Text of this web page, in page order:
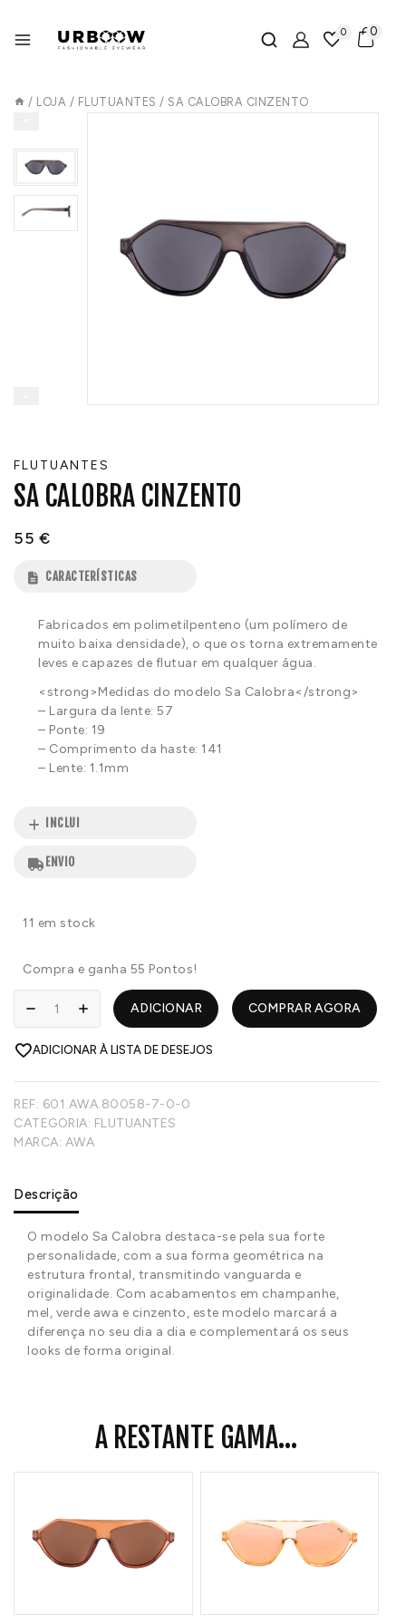
0 0
/ LOJA / FLUTUANTES / SA CALOBRA CINZENTO
FLUTUANTES
SA CALOBRA CINZENTO
55 €
CARACTERÍSTICAS
Fabricados em polimetilpenteno (um polímero de
muito baixa densidade), o que os torna extremamente
leves e capazes de flutuar em qualquer água.
<strong>Medidas do modelo Sa Calobra</strong>
– Largura da lente: 57
– Ponte: 19
– Comprimento da haste: 141
– Lente: 1.1mm
INCLUI
ENVIO
11 em stock
Compra e ganha 55 Pontos!
ADICIONAR COMPRAR AGORA
ADICIONAR À LISTA DE DESEJOS
REF: 601.AWA.80058-7-0-0
CATEGORIA: FLUTUANTES
MARCA: AWA
Descrição
O modelo Sa Calobra destaca-se pela sua forte
personalidade, com a sua forma geométrica na
estrutura frontal, transmitindo vanguarda e
originalidade. Com acabamentos em champanhe,
mel, verde awa e cinzento, este modelo marcará a
diferença no seu dia a dia e complementará os seus
looks de forma original.
A RESTANTE GAMA...